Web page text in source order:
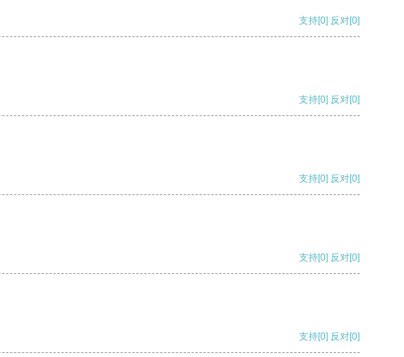
支持[0] 反对[0]
支持[0] 反对[0]
支持[0] 反对[0]
支持[0] 反对[0]
支持[0] 反对[0]